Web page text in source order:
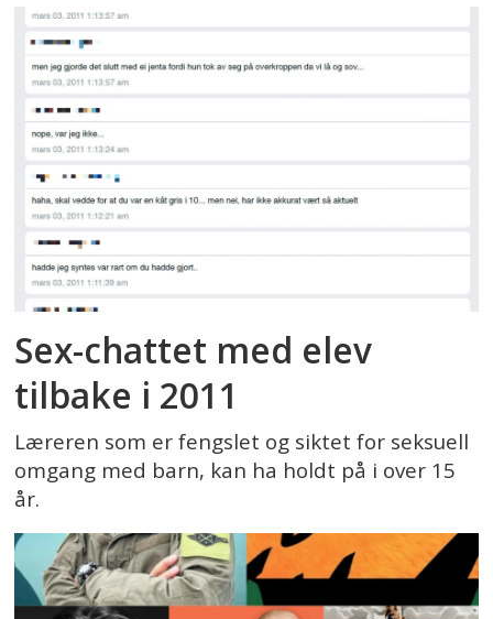
Sex-chattet med elev
tilbake i 2011
Læreren som er fengslet og siktet for seksuell
omgang med barn, kan ha holdt på i over 15
år.